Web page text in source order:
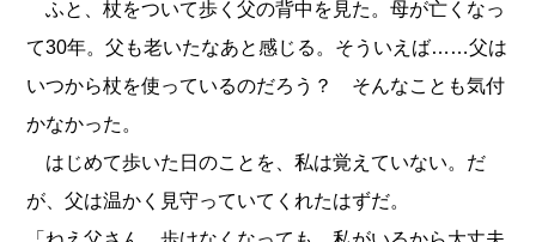
ふと、杖をついて歩く父の背中を見た。母が亡くなっ
て30年。父も老いたなあと感じる。そういえば……父は
いつから杖を使っているのだろう？ そんなことも気付
かなかった。
はじめて歩いた日のことを、私は覚えていない。だ
が、父は温かく見守っていてくれたはずだ。